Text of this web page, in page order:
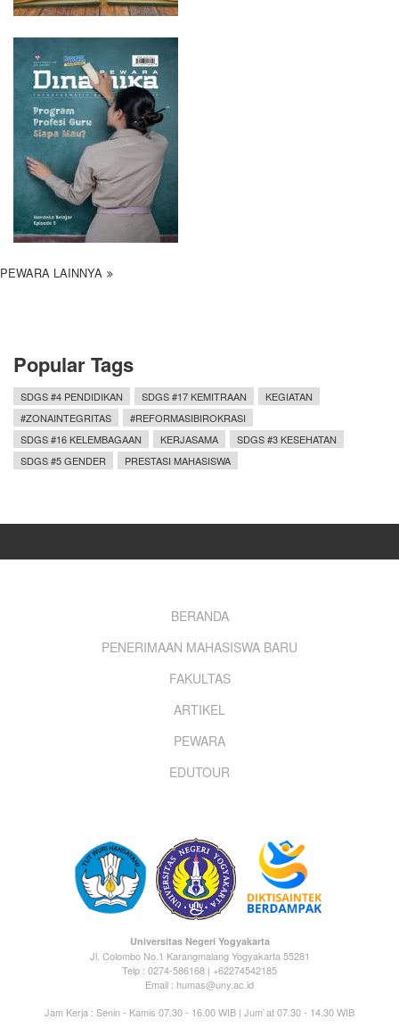
PEWARA LAINNYA
Popular Tags
SDGS #4 PENDIDIKAN SDGS #17 KEMITRAAN
KEGIATAN
#ZONAINTEGRITAS
#REFORMASIBIROKRASI
SDGS #16 KELEMBAGAAN
KERJASAMA
SDGS #3 KESEHATAN
SDGS #5 GENDER
PRESTASI MAHASISWA
BERANDA
PENERIMAAN MAHASISWA BARU
FAKULTAS
ARTIKEL
PEWARA
EDUTOUR
Universitas Negeri Yogyakarta
Jl. Colombo No.1 Karangmalang Yogyakarta 55281
Telp : 0274-586168 | +62274542185
Email : humas@uny.ac.id
Jam Kerja : Senin - Kamis 07.30 - 16.00 WIB | Jum`at 07.30 - 14.30 WIB